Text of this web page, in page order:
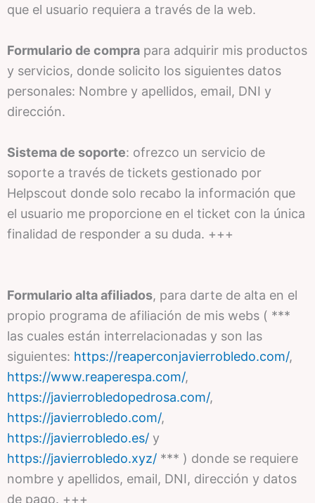
que el usuario requiera a través de la web.
Formulario de compra para adquirir mis productos
y servicios, donde solicito los siguientes datos
personales: Nombre y apellidos, email, DNI y
dirección.
Sistema de soporte: ofrezco un servicio de
soporte a través de tickets gestionado por
Helpscout donde solo recabo la información que
el usuario me proporcione en el ticket con la única
finalidad de responder a su duda. +++
Formulario alta afiliados, para darte de alta en el
propio programa de afiliación de mis webs ( ***
las cuales están interrelacionadas y son las
siguientes: https://reaperconjavierrobledo.com/,
https://www.reaperespa.com/,
https://javierrobledopedrosa.com/,
https://javierrobledo.com/,
https://javierrobledo.es/ y
https://javierrobledo.xyz/ *** ) donde se requiere
nombre y apellidos, email, DNI, dirección y datos
de pago. +++